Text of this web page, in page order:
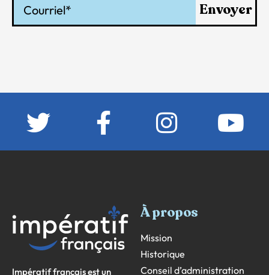
Envoyer
Impératif français est un
À propos
Mission
Historique
Conseil d’administration